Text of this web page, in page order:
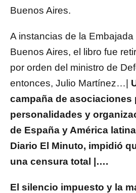
Buenos Aires.
A instancias de la
Buenos Aires, el libro fue
por orden del ministro de
entonces, Julio Martínez…|
campaña de asociaciones
personalidades y
de España y América
Diario El Minuto, impidió
una censura total |….
El silencio impuesto y la